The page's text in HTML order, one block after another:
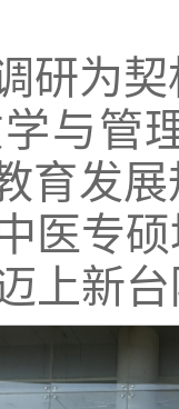
研为
与管
育发
医专
上新